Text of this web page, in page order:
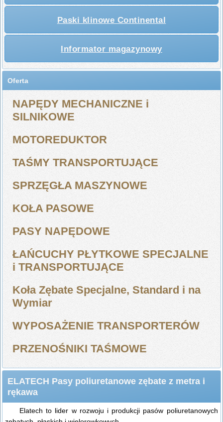
Paski klinowe Continental
Informator magazynowy
Oferta
NAPĘDY MECHANICZNE i
SILNIKOWE
MOTOREDUKTOR
TAŚMY TRANSPORTUJĄCE
SPRZĘGŁA MASZYNOWE
KOŁA PASOWE
PASY NAPĘDOWE
ŁAŃCUCHY PŁYTKOWE SPECJALNE
i TRANSPORTUJĄCE
Koła Zębate Specjalne, Standard i na
Wymiar
WYPOSAŻENIE TRANSPORTERÓW
PRZENOŚNIKI TAŚMOWE
ELATECH Pasy poliuretanowe zębate z metra i
rękawa
Elatech to lider w rozwoju i produkcji pasów poliuretanowych